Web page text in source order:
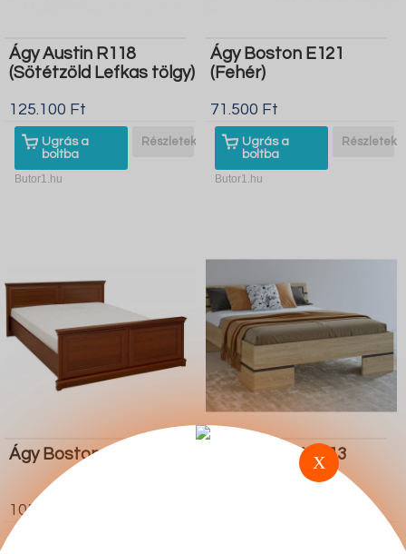
Ágy Austin R118
(Sötétzöld Lefkas tölgy)
125.100 Ft
Ugrás a
boltba
Részletek
Butor1.hu
Ágy Boston E121
(Fehér)
71.500 Ft
Ugrás a
boltba
Részletek
Butor1.hu
Ágy Boston C109
105.800 Ft
Ágy Austin AY113
X